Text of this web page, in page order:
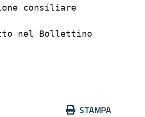
Affari
atto nel
Azioni STAMPA